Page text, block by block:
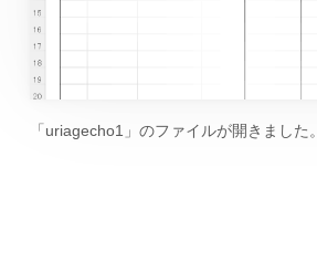
「uriagecho1」のファイルが開きました。